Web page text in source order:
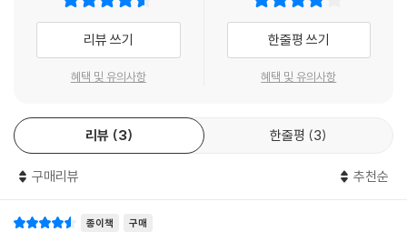
리뷰 쓰기
혜택 및 유의사항
한줄평 쓰기
혜택 및 유의사항
리뷰 3 한줄평 3
구매리뷰 추천순
종이책 구매